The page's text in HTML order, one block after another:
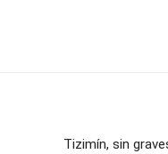
Tizimín, sin